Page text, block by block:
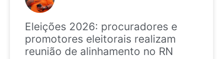
Eleições 2026: procuradores e
promotores eleitorais realizam
reunião de alinhamento no RN